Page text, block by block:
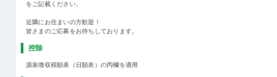
をご記載ください。
近隣にお住まいの方歓迎！
皆さまのご応募をお待ちしております。
控除
源泉徴収税額表（日額表）の丙欄を適用